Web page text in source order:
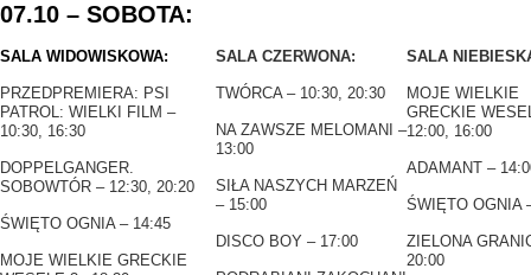
07.10 – SOBOTA:
SALA WIDOWISKOWA:
PRZEDPREMIERA: PSI
PATROL: WIELKI FILM –
10:30, 16:30
DOPPELGANGER.
SOBOWTÓR – 12:30, 20:20
ŚWIĘTO OGNIA – 14:45
MOJE WIELKIE GRECKIE
SALA CZERWONA:
TWÓRCA – 10:30, 20:30
NA ZAWSZE MELOMANI –
13:00
SIŁA NASZYCH MARZEŃ
– 15:00
DISCO BOY – 17:00
SALA
MOJE WIELKIE
GRECKIE
12:00, 16:00
ADAMANT –
ŚWIĘTO OGNIA
ZIELONA
20:00